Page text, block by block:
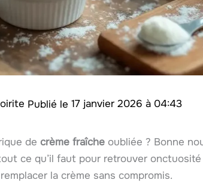
17 janvier 2026 à 04:43
de crème fraîche oubliée ? Bonne
ce qu’il faut pour retrouver
la crème sans compromis.